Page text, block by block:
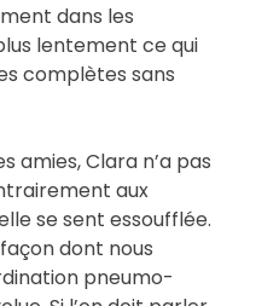
dans les
lentement ce qui
complètes sans
amies, Clara n’a pas
aux
se sent essoufflée.
dont nous
pneumo-